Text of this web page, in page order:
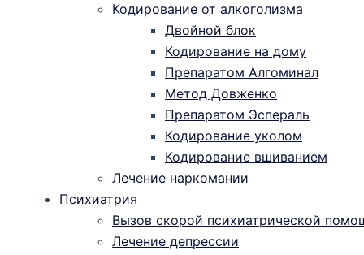
Кодирование от алкоголизма
Двойной блок
Кодирование на дому
Препаратом Алгоминал
Метод Довженко
Препаратом Эспераль
Кодирование уколом
Кодирование вшиванием
Лечение наркомании
Психиатрия
Вызов скорой психиатрической
Лечение депрессии